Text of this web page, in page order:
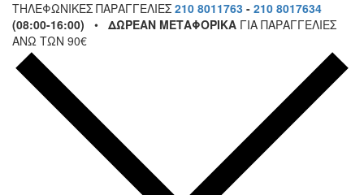
ΤΗΛΕΦΩΝΙΚΕΣ ΠΑΡΑΓΓΕΛΙΕΣ 210 8011763 - 210 8017634
(08:00-16:00) • ΔΩΡΕΑΝ ΜΕΤΑΦΟΡΙΚΑ ΓΙΑ ΠΑΡΑΓΓΕΛΙΕΣ
ΑΝΩ ΤΩΝ 90€